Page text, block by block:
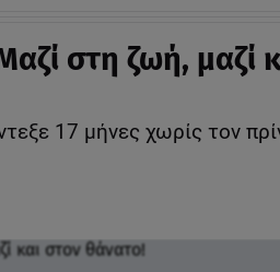
στη ζωή, μαζί
17 μήνες χωρίς τον